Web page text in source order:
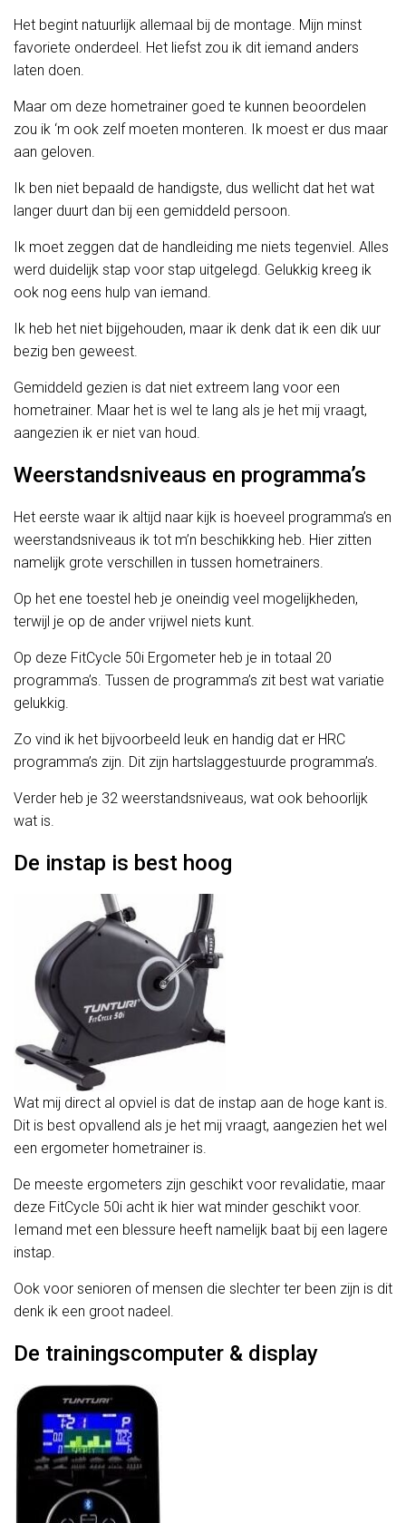
Het begint natuurlijk allemaal bij de montage. Mijn minst
favoriete onderdeel. Het liefst zou ik dit iemand anders
laten doen.
Maar om deze hometrainer goed te kunnen beoordelen
zou ik ‘m ook zelf moeten monteren. Ik moest er dus maar
aan geloven.
Ik ben niet bepaald de handigste, dus wellicht dat het wat
langer duurt dan bij een gemiddeld persoon.
Ik moet zeggen dat de handleiding me niets tegenviel. Alles
werd duidelijk stap voor stap uitgelegd. Gelukkig kreeg ik
ook nog eens hulp van iemand.
Ik heb het niet bijgehouden, maar ik denk dat ik een dik uur
bezig ben geweest.
Gemiddeld gezien is dat niet extreem lang voor een
hometrainer. Maar het is wel te lang als je het mij vraagt,
aangezien ik er niet van houd.
Weerstandsniveaus en programma’s
Het eerste waar ik altijd naar kijk is hoeveel programma’s en
weerstandsniveaus ik tot m’n beschikking heb. Hier zitten
namelijk grote verschillen in tussen hometrainers.
Op het ene toestel heb je oneindig veel mogelijkheden,
terwijl je op de ander vrijwel niets kunt.
Op deze FitCycle 50i Ergometer heb je in totaal 20
programma’s. Tussen de programma’s zit best wat variatie
gelukkig.
Zo vind ik het bijvoorbeeld leuk en handig dat er HRC
programma’s zijn. Dit zijn hartslaggestuurde programma’s.
Verder heb je 32 weerstandsniveaus, wat ook behoorlijk
wat is.
De instap is best hoog
Wat mij direct al opviel is dat de instap aan de hoge kant is.
Dit is best opvallend als je het mij vraagt, aangezien het wel
een ergometer hometrainer is.
De meeste ergometers zijn geschikt voor revalidatie, maar
deze FitCycle 50i acht ik hier wat minder geschikt voor.
Iemand met een blessure heeft namelijk baat bij een lagere
instap.
Ook voor senioren of mensen die slechter ter been zijn is dit
denk ik een groot nadeel.
De trainingscomputer & display